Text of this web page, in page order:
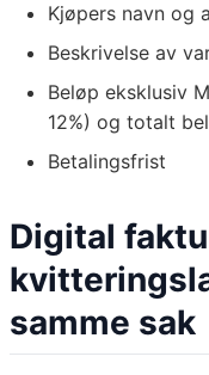
Kjøpers navn og
Beskrivelse av
Beløp eksklusiv
12%) og totalt
Betalingsfrist
Digital
samme sak